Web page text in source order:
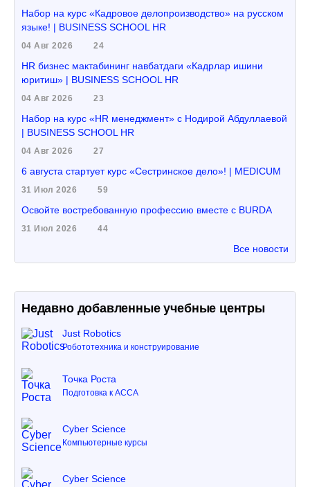
Набор на курс «Кадровое делопроизводство» на русском
языке! | BUSINESS SCHOOL HR
04 Авг 2026 24
HR бизнес мактабининг навбатдаги «Кадрлар ишини
юритиш» | BUSINESS SCHOOL HR
04 Авг 2026 23
Набор на курс «HR менеджмент» с Нодирой Абдуллаевой
| BUSINESS SCHOOL HR
04 Авг 2026 27
6 августа стартует курс «Сестринское дело»! | MEDICUM
31 Июл 2026 59
Освойте востребованную профессию вместе с BURDA
31 Июл 2026 44
Все новости
Недавно добавленные учебные центры
Just Robotics
Робототехника и конструирование
Точка Роста
Подготовка к ACCA
Cyber Science
Компьютерные курсы
Cyber Science